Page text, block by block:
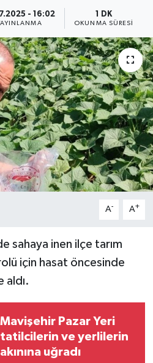
- 16:02 1 DK
OKUNMA SÜRESI
A- A+
sahaya inen ilçe tarım
için hasat öncesinde
aldı.
Mavişehir Pazar Yeri
tatilcilerin ve yerlilerin
akınına uğradı